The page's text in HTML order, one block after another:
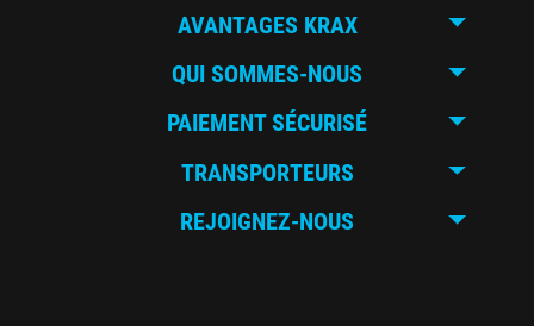
AVANTAGES KRAX
QUI SOMMES-NOUS
PAIEMENT SÉCURISÉ
TRANSPORTEURS
REJOIGNEZ-NOUS